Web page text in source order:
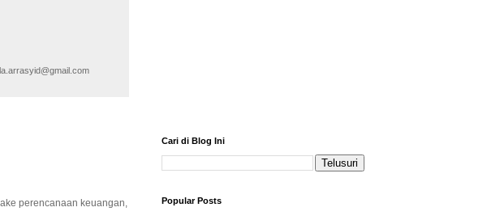
perencanaan keuangan,
Cari di Blog Ini
Popular Posts